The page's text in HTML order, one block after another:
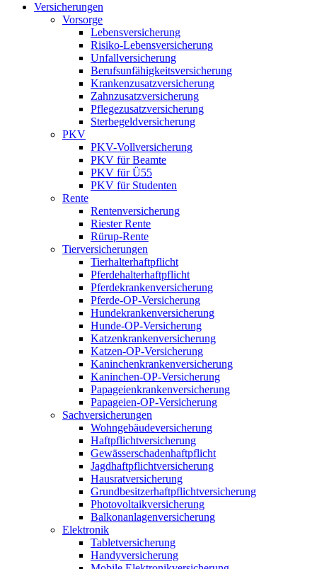
Versicherungen
Vorsorge
Lebensversicherung
Risiko-Lebensversicherung
Unfallversicherung
Berufsunfähigkeits­versicherung
Krankenzusatzversicherung
Zahnzusatzversicherung
Pflegezusatzversicherung
Sterbegeldversicherung
PKV
PKV-Vollversicherung
PKV für Beamte
PKV für Ü55
PKV für Studenten
Rente
Rentenversicherung
Riester Rente
Rürup-Rente
Tierversicherungen
Tierhalterhaftpflicht
Pferdehalterhaftpflicht
Pferdekrankenversicherung
Pferde-OP-Versicherung
Hundekrankenversicherung
Hunde-OP-Versicherung
Katzenkrankenversicherung
Katzen-OP-Versicherung
Kaninchenkrankenversicherung
Kaninchen-OP-Versicherung
Papageienkrankenversicherung
Papageien-OP-Versicherung
Sachversicherungen
Wohngebäudeversicherung
Haftpflichtversicherung
Gewässerschadenhaftpflicht
Jagdhaftpflichtversicherung
Hausratversicherung
Grundbesitzerhaftpflichtversicherung
Photovoltaikversicherung
Balkonanlagenversicherung
Elektronik
Tabletversicherung
Handyversicherung